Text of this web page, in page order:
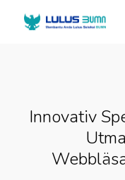
Innovativ